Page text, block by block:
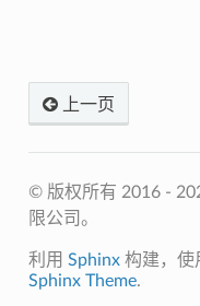
上一页
© 版权所有 2016 -
限公司。
利用 Sphinx构建，使
Sphinx Theme.